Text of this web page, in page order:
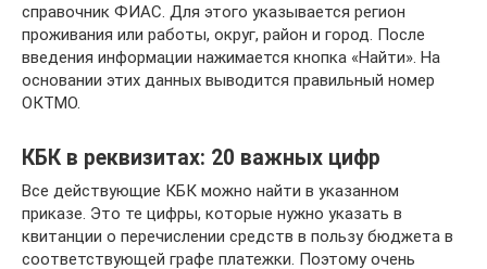
справочник ФИАС. Для этого указывается регион
проживания или работы, округ, район и город. После
введения информации нажимается кнопка «Найти». На
основании этих данных выводится правильный номер
ОКТМО.
КБК в реквизитах: 20 важных цифр
Все действующие КБК можно найти в указанном
приказе. Это те цифры, которые нужно указать в
квитанции о перечислении средств в пользу бюджета в
соответствующей графе платежки. Поэтому очень